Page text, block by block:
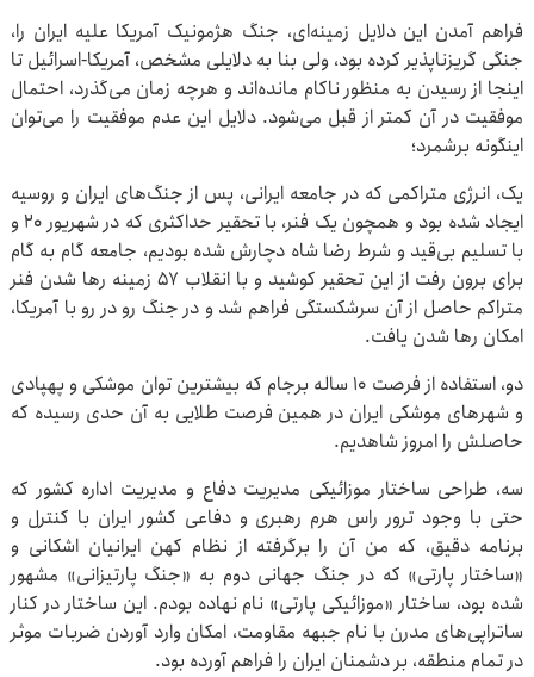
فراهم آمدن این دلایل زمینه‌ای، جنگ هژمونیک آمریکا علیه ایران را،
جنگی گریزناپذیر کرده بود، ولی بنا به دلایلی مشخص، آمریکا-اسرائیل تا
اینجا از رسیدن به منظور ناکام مانده‌اند و هرچه زمان می‌گذرد، احتمال
موفقیت در آن کمتر از قبل می‌شود. دلایل این عدم موفقیت را می‌توان
اینگونه برشمرد؛
یک، انرژی متراکمی که در جامعه ایرانی، پس از جنگ‌های ایران و روسیه
ایجاد شده بود و همچون یک فنر، با تحقیر حداکثری که در شهریور ۲۰ و
با تسلیم بی‌قید و شرط رضا شاه دچارش شده بودیم، جامعه گام به گام
برای برون رفت از این تحقیر کوشید و با انقلاب ۵۷ زمینه رها شدن فنر
متراکم حاصل از آن سرشکستگی فراهم شد و در جنگ رو در رو با آمریکا،
امکان رها شدن یافت.
دو، استفاده از فرصت ۱۰ ساله برجام که بیشترین توان موشکی و پهپادی
و شهرهای موشکی ایران در همین فرصت طلایی به آن حدی رسیده که
حاصلش را امروز شاهدیم.
سه، طراحی ساختار موزائیکی مدیریت دفاع و مدیریت اداره کشور که
حتی با وجود ترور راس هرم رهبری و دفاعی کشور ایران با کنترل و
برنامه دقیق، که من آن را برگرفته از نظام کهن ایرانیان اشکانی و
«ساختار پارتی» که در جنگ جهانی دوم به «جنگ پارتیزانی» مشهور
شده بود، ساختار «موزائیکی پارتی» نام نهاده بودم. این ساختار در کنار
ساتراپی‌های مدرن با نام جبهه مقاومت، امکان وارد آوردن ضربات موثر
در تمام منطقه، بر دشمنان ایران را فراهم آورده بود.